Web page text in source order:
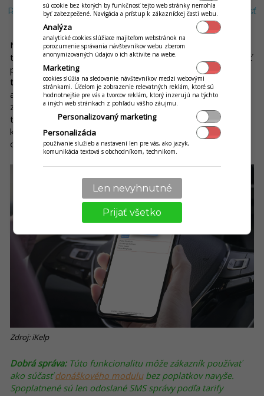
Rýchla a automatizovaná SMS komunikácia ako súčasť
No a na záver nemožno zabúdať ani na to, že odosielanie
takýchto SMS notifikácií je nesmierne rýchle, pričom môže byť
plne automatizované. Vo vašom systéme si
prednastavíte
texty jednotlivých správ, ktoré môže systém odosielať
automaticky po vybavení určitých úkonov, napríklad po
zaevidovaní objednávky. A výhodou je, že prednastavené
texty môžete posielať podľa potreby aj manuálne, na pár
klikov, napríklad pri neočakávanom neskoršom doručení
objednávky.
Zdroj: iKelp
Dobrá správa:Túto funkcionalitu môže zákazník používať
ako súčasťdonáškového modulubez poplatkov navyše.
Spoplatnené sú len odoslané SMS správy podľa tarify
sú cookie bez ktorých by funkčnosť tejto web stránky nemohla
byť zabezpečené. Navigácia a prístup k zákazníckej časti webu.
Analýza
analytické cookies slúžiace majiteľom webstránok na
porozumenie správania návštevníkov webu zberom
anonymizovaných údajov o ich aktivite na webe.
Marketing
cookies slúžia na sledovanie návštevníkov medzi webovými
stránkami. Účelom je zobrazenie relevatných reklám, ktoré sú
hodnotnejšie pre vás a tvorcov reklám, ktorý inzerujú na týchto
a iných web stránkach z pohľadu vášho záujmu.
Personalizovaný marketing
Personalizácia
používanie služieb a nastavení len pre vás, ako jazyk,
komunikácia textová s obchodníkom, technikom.
Len nevyhnutné
Prijať všetko